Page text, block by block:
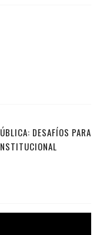
DESAFÍOS PARA